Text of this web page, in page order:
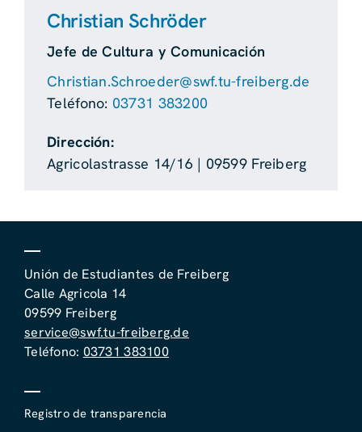
Christian Schröder
Jefe de Cultura y Comunicación
Christian.Schroeder@swf.tu-freiberg.de
Teléfono: 03731 383200
Dirección:
Agricolastrasse 14/16 | 09599 Freiberg
Unión de Estudiantes de Freiberg
Calle Agricola 14
09599 Freiberg
service@swf.tu-freiberg.de
Teléfono: 03731 383100
Registro de transparencia